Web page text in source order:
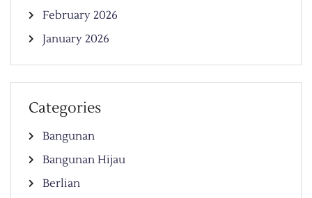
February 2026
January 2026
Categories
Bangunan
Bangunan Hijau
Berlian